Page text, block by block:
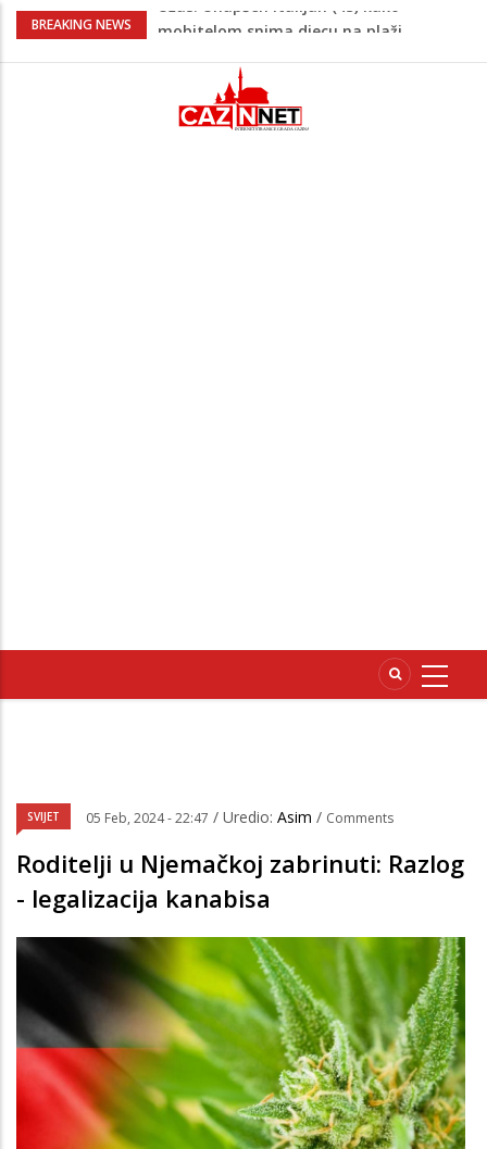
BREAKING NEWS
Čistite dom? Obratite pažnju na stvari
Skandal u UEFA-i: Gianni Infantino
ljubavnici osigurao unapređeno radno
SVIJET 05 Feb, 2024 - 22:47 / Uredio: Asim / Comments
Roditelji u Njemačkoj zabrinuti: Razlog
- legalizacija kanabisa